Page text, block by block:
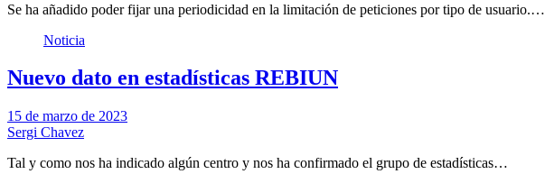
Se ha añadido poder fijar una periodicidad en la limitación de peticiones por tipo de usuario.…
Noticia
Nuevo dato en estadísticas REBIUN
15 de marzo de 2023
Sergi Chavez
Tal y como nos ha indicado algún centro y nos ha confirmado el grupo de estadísticas…